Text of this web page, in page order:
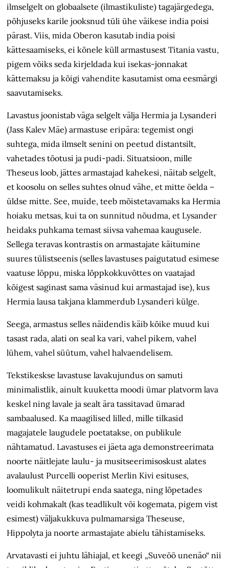
ilmselgelt on globaalsete (ilmastikuliste) tagajärgedega,
põhjuseks karile jooksnud tüli ühe väikese india poisi
pärast. Viis, mida Oberon kasutab india poisi
kättesaamiseks, ei kõnele küll armastusest Titania vastu,
pigem võiks seda kirjeldada kui isekas-jonnakat
kättemaksu ja kõigi vahendite kasutamist oma eesmärgi
saavutamiseks.
Lavastus joonistab väga selgelt välja Hermia ja Lysanderi
(Jass Kalev Mäe) armastuse eripära: tegemist ongi
suhtega, mida ilmselt senini on peetud distantsilt,
vahetades tõotusi ja pudi-padi. Situatsioon, mille
Theseus loob, jättes armastajad kahekesi, näitab selgelt,
et koosolu on selles suhtes olnud vähe, et mitte öelda –
üldse mitte. See, muide, teeb mõistetavamaks ka Hermia
hoiaku metsas, kui ta on sunnitud nõudma, et Lysander
heidaks puhkama temast siivsa vahemaa kaugusele.
Sellega teravas kontrastis on armastajate käitumine
suures tülistseenis (selles lavastuses paigutatud esimese
vaatuse lõppu, miska lõppkokkuvõttes on vaatajad
kõigest saginast sama väsinud kui armastajad ise), kus
Hermia lausa takjana klammerdub Lysanderi külge.
Seega, armastus selles näidendis käib kõike muud kui
tasast rada, alati on seal ka vari, vahel pikem, vahel
lühem, vahel süütum, vahel halvaendelisem.
Tekstikeskse lavastuse lavakujundus on samuti
minimalistlik, ainult kuuketta moodi ümar platvorm lava
keskel ning lavale ja sealt ära tassitavad ümarad
sambaalused. Ka maagilised lilled, mille tilkasid
magajatele laugudele poetatakse, on publikule
nähtamatud. Lavastuses ei jäeta aga demonstreerimata
noorte näitlejate laulu- ja musitseerimisoskust alates
avalaulust Purcelli ooperist Merlin Kivi esituses,
loomulikult näitetrupi enda saatega, ning lõpetades
veidi kohmakalt (kas teadlikult või kogemata, pigem vist
esimest) väljakukkuva pulmamarsiga Theseuse,
Hippolyta ja noorte armastajate abielu tähistamiseks.
Arvatavasti ei juhtu lähiajal, et keegi „Suveöö unenäo“ nii